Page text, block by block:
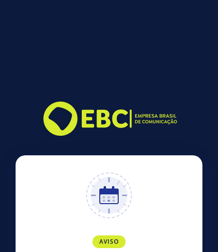
AVISO